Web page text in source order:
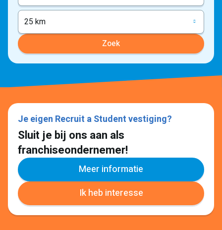
25 km
Zoek
Je eigen Recruit a Student vestiging?
Sluit je bij ons aan als
franchiseondernemer!
Meer informatie
Ik heb interesse